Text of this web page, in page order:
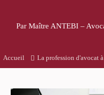
Par Maître ANTEBI –
Accueil La profession d'avocat